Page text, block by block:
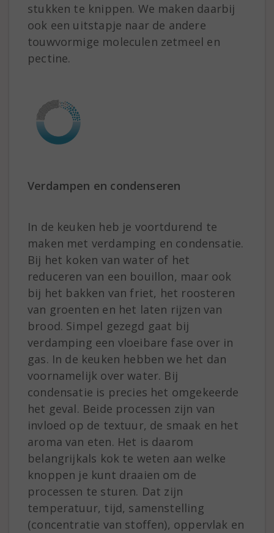
stukken te knippen. We maken daarbij
ook een uitstapje naar de andere
touwvormige moleculen zetmeel en
pectine.
Verdampen en condenseren
In de keuken heb je voortdurend te
maken met verdamping en condensatie.
Bij het koken van water of het
reduceren van een bouillon, maar ook
bij het bakken van friet, het roosteren
van groenten en het laten rijzen van
brood. Simpel gezegd gaat bij
verdamping een vloeibare fase over in
gas. In de keuken hebben we het dan
voornamelijk over water. Bij
condensatie is precies het omgekeerde
het geval. Beide processen zijn van
invloed op de textuur, de smaak en het
aroma van eten. Het is daarom
belangrijkals kok te weten aan welke
knoppen je kunt draaien om de
processen te sturen. Dat zijn
temperatuur, tijd, samenstelling
(concentratie van stoffen), oppervlak en